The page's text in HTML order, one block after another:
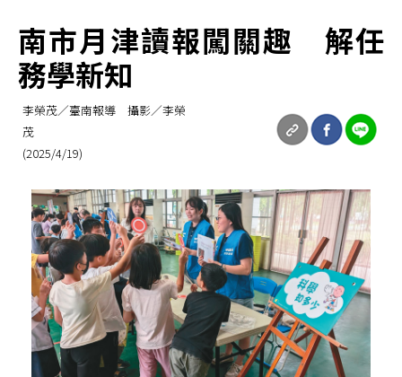
南市月津讀報闖關趣 解任
務學新知
李榮茂／臺南報導 攝影／李榮
茂
(2025/4/19)